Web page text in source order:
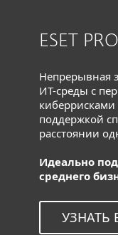
ESET
Непрерывная
ИТ-среды с
киберрисками
поддержкой
расстоянии
Идеально
среднего
УЗНАТЬ